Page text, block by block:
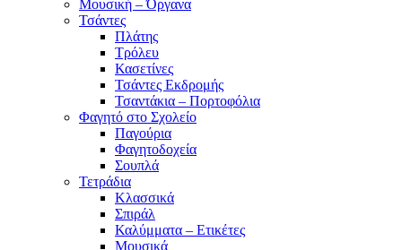
Μουσική – Όργανα
Τσάντες
Πλάτης
Τρόλευ
Κασετίνες
Τσάντες Εκδρομής
Τσαντάκια – Πορτοφόλια
Φαγητό στο Σχολείο
Παγούρια
Φαγητοδοχεία
Σουπλά
Τετράδια
Κλασσικά
Σπιράλ
Καλύμματα – Ετικέτες
Μουσικά